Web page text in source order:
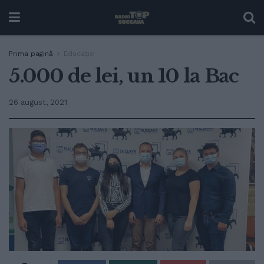
Prima pagină Educație
5.000 de lei, un 10 la Bac
26 august, 2021